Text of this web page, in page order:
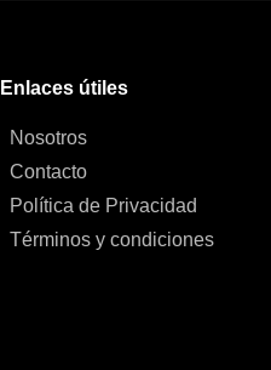
Enlaces útiles
Nosotros
Contacto
Política de Privacidad
Términos y condiciones